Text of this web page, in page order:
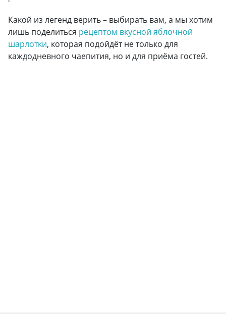
Какой из легенд верить – выбирать вам, а мы хотим
лишь поделиться рецептом вкусной яблочной
шарлотки, которая подойдёт не только для
каждодневного чаепития, но и для приёма гостей.